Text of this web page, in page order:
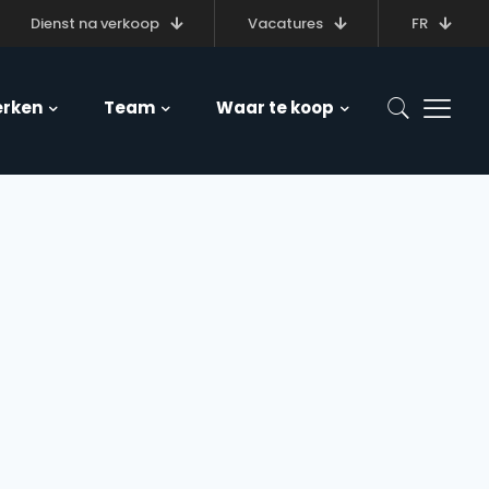
Dienst na verkoop Vacatures FR
Team Waar te koop